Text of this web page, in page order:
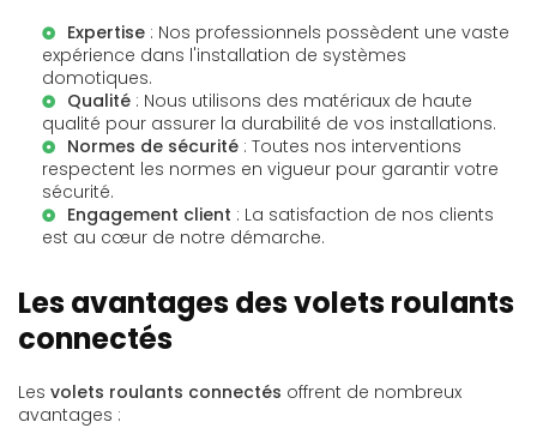
Expertise : Nos professionnels possèdent une vaste
expérience dans l'installation de systèmes
domotiques.
Qualité : Nous utilisons des matériaux de haute
qualité pour assurer la durabilité de vos installations.
Normes de sécurité : Toutes nos interventions
respectent les normes en vigueur pour garantir votre
sécurité.
Engagement client : La satisfaction de nos clients
est au cœur de notre démarche.
Les avantages des volets roulants
connectés
Les volets roulants connectés offrent de nombreux
avantages :